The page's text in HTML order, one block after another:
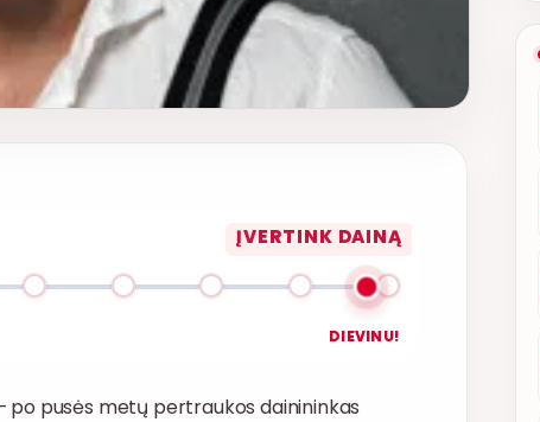
ĮVERTINK DAINĄ
DIEVINU!
pusės metų pertraukos dainininkas